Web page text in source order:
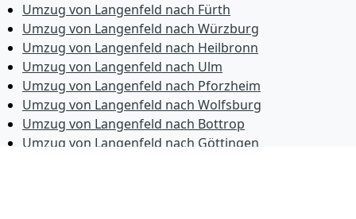
Umzug von Langenfeld nach Fürth
Umzug von Langenfeld nach Würzburg
Umzug von Langenfeld nach Heilbronn
Umzug von Langenfeld nach Ulm
Umzug von Langenfeld nach Pforzheim
Umzug von Langenfeld nach Wolfsburg
Umzug von Langenfeld nach Bottrop
Umzug von Langenfeld nach Göttingen